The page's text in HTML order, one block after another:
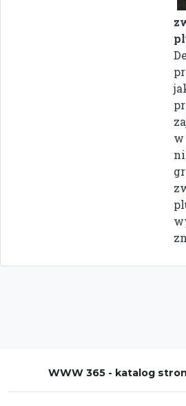
w
WWW 365 - katalog